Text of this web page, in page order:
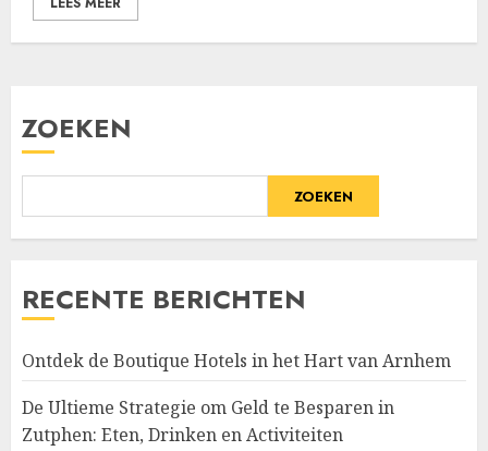
ZOEKEN
ZOEKEN
RECENTE BERICHTEN
Ontdek de Boutique Hotels in het Hart van Arnhem
De Ultieme Strategie om Geld te Besparen in
Zutphen: Eten, Drinken en Activiteiten